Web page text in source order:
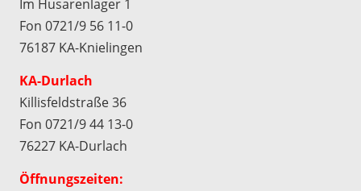
Im Husarenlager 1
Fon 0721/9 56 11-0
76187 KA-Knielingen
KA-Durlach
Killisfeldstraße 36
Fon 0721/9 44 13-0
76227 KA-Durlach
Öffnungszeiten: